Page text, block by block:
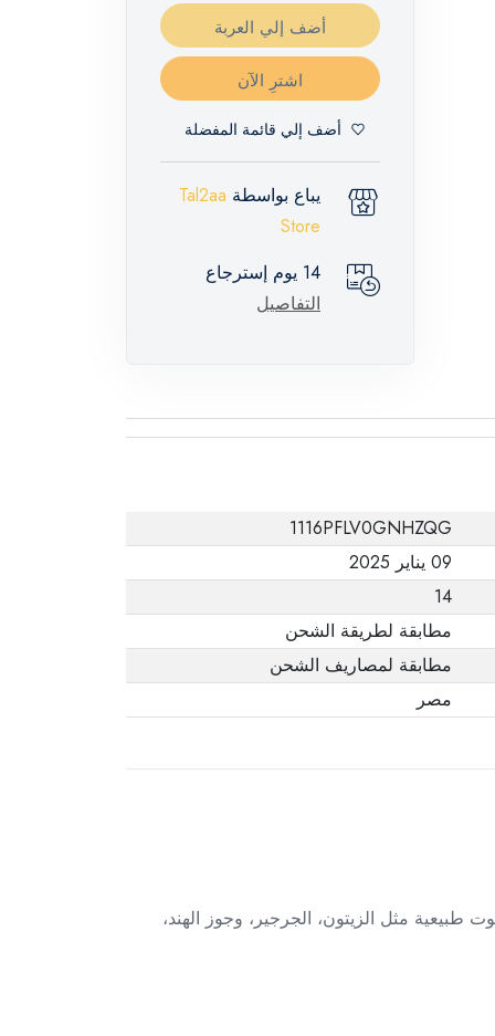
أضف إلي العربة
اشترِ الآن
أضف إلي قائمة المفضلة
يباع بواسطة Tal2aa
Store
14 يوم إسترجاع
التفاصيل
1116PFLV0GNHZQG
09 يناير 2025
14
مطابقة لطريقة الشحن
مطابقة لمصاريف الشحن
مصر
طبيعية مثل الزيتون، الجرجير، وجوز الهند،